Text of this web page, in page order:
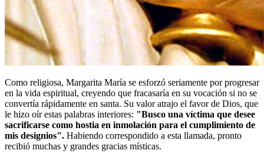
Como religiosa, Margarita María se esforzó seriamente por progresar
en la vida espiritual, creyendo que fracasaría en su vocación si no se
convertía rápidamente en santa. Su valor atrajo el favor de Dios, que
le hizo oír estas palabras interiores: "Busco una víctima que desee
sacrificarse como hostia en inmolación para el cumplimiento de
mis designios". Habiendo correspondido a esta llamada, pronto
recibió muchas y grandes gracias místicas.